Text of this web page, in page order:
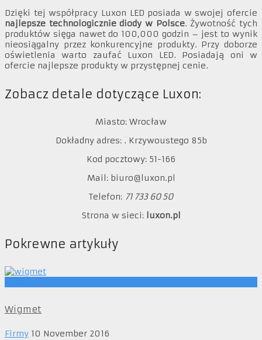
Dzięki tej współpracy Luxon LED posiada w swojej ofercie
najlepsze technologicznie diody w Polsce. Żywotność tych
produktów sięga nawet do 100,000 godzin – jest to wynik
nieosiągalny przez konkurencyjne produkty. Przy doborze
oświetlenia warto zaufać Luxon LED. Posiadają oni w
ofercie najlepsze produkty w przystępnej cenie.
Zobacz detale dotyczące Luxon:
Miasto: Wrocław
Dokładny adres: . Krzywoustego 85b
Kod pocztowy: 51-166
Mail: biuro@luxon.pl
Telefon: 71 733 60 50
Strona w sieci: luxon.pl
Pokrewne artykuły
Wigmet
Firmy 10 November 2016